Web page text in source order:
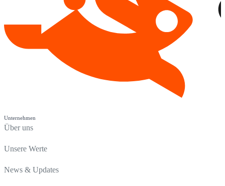
Unternehmen
Über uns
Unsere Werte
News & Updates